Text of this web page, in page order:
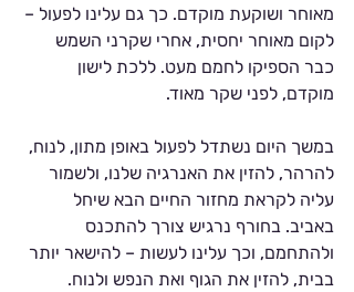
מאוחר ושוקעת מוקדם. כך גם עלינו לפעול –
לקום מאוחר יחסית, אחרי שקרני השמש
כבר הספיקו לחמם מעט. ללכת לישון
מוקדם, לפני שקר מאוד.
במשך היום נשתדל לפעול באופן מתון, לנוח,
להרהר, להזין את האנרגיה שלנו, ולשמור
עליה לקראת מחזור החיים הבא שיחל
באביב. בחורף נרגיש צורך להתכנס
ולהתחמם, וכך עלינו לעשות – להישאר יותר
בבית, להזין את הגוף ואת הנפש ולנוח.